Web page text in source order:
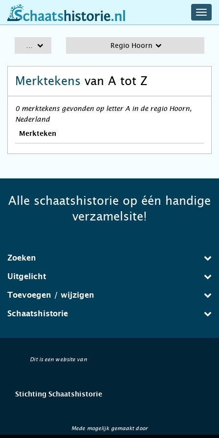
schaatshistorie.nl
Regio Hoorn
Merktekens van A tot Z
0 merktekens gevonden op letter A in de regio Hoorn,
Nederland
Merkteken
Alle schaatshistorie op één handige
verzamelsite!
Zoeken
Uitgelicht
Toevoegen / wijzigen
Schaatshistorie
Dit is een website van
Stichting Schaatshistorie
Mede mogelijk gemaakt door